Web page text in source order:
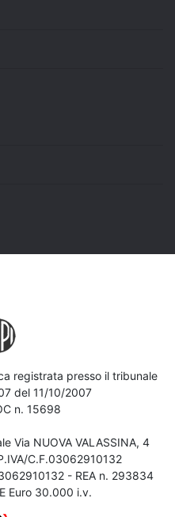
registrata presso il tribunale
del 11/10/2007
n. 15698
Via NUOVA VALASSINA, 4
C.F.03062910132
- REA n. 293834
Euro 30.000 i.v.